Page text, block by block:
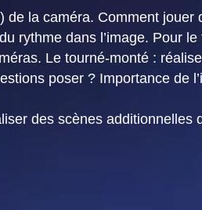
la caméra. Comment jouer
rythme dans l’image. Pour
Le tourné-monté :
poser ? Importance de
des scènes additionnelles